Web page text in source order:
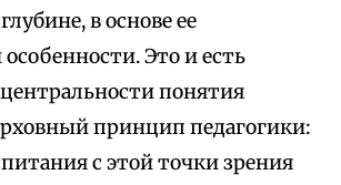
в основе ее
особенности. Это и есть
понятия
принцип педагогики:
с этой точки зрения